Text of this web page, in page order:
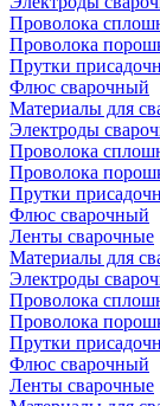
Проволока
Проволока
Прутки
Флюс сварочный
Материалы для
Электроды
Проволока
Проволока
Прутки
Флюс сварочный
Ленты сварочные
Материалы для
Электроды
Проволока
Проволока
Прутки
Флюс сварочный
Ленты сварочные